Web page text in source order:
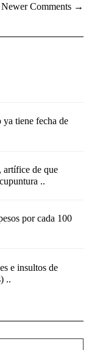
Newer Comments →
tiene fecha de
artífice de que
..
por cada 100
e insultos de
..